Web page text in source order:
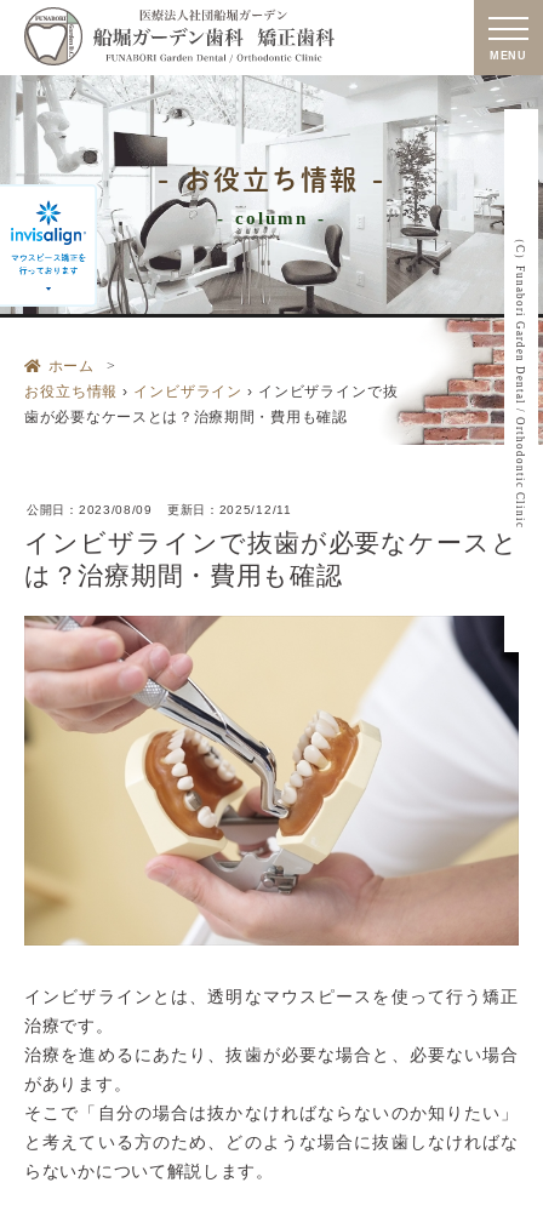
MENU
お役立ち情報
column
（C）Funabori Garden Dental / Orthodontic Clinic
ホーム
お役立ち情報 › インビザライン › インビザラインで抜
歯が必要なケースとは？治療期間・費用も確認
公開日： 2023/08/09 更新日： 2025/12/11
インビザラインで抜歯が必要なケースと
は？治療期間・費用も確認
インビザラインとは、透明なマウスピースを使って行う矯正
治療です。
治療を進めるにあたり、抜歯が必要な場合と、必要ない場合
があります。
そこで「自分の場合は抜かなければならないのか知りたい」
と考えている方のため、どのような場合に抜歯しなければな
らないかについて解説します。